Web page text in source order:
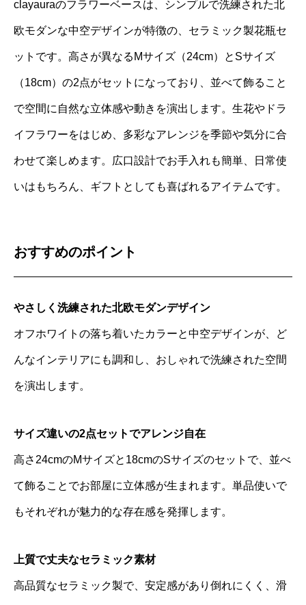
clayauraのフラワーベースは、シンプルで洗練された北
欧モダンな中空デザインが特徴の、セラミック製花瓶セ
ットです。高さが異なるMサイズ（24cm）とSサイズ
（18cm）の2点がセットになっており、並べて飾ること
で空間に自然な立体感や動きを演出します。生花やドラ
イフラワーをはじめ、多彩なアレンジを季節や気分に合
わせて楽しめます。広口設計でお手入れも簡単、日常使
いはもちろん、ギフトとしても喜ばれるアイテムです。
おすすめのポイント
やさしく洗練された北欧モダンデザイン
オフホワイトの落ち着いたカラーと中空デザインが、ど
んなインテリアにも調和し、おしゃれで洗練された空間
を演出します。
サイズ違いの2点セットでアレンジ自在
高さ24cmのMサイズと18cmのSサイズのセットで、並べ
て飾ることでお部屋に立体感が生まれます。単品使いで
もそれぞれが魅力的な存在感を発揮します。
上質で丈夫なセラミック素材
高品質なセラミック製で、安定感があり倒れにくく、滑